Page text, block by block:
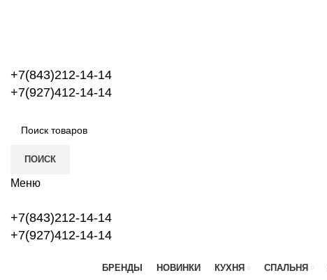
+7(843)212-14-14
+7(927)412-14-14
ПОИСК
Меню
+7(843)212-14-14
+7(927)412-14-14
БРЕНДЫ НОВИНКИ КУХНЯ СПАЛЬНЯ